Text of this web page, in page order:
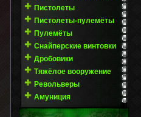
Пистолеты
Пистолеты-пулемёты
Пулемёты
Снайперские винтовки
Дробовики
Тяжёлое вооружение
Револьверы
Амуниция